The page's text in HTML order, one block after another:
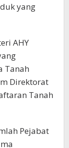
yang
AHY
Tanah
Direktorat
Tanah
Pejabat